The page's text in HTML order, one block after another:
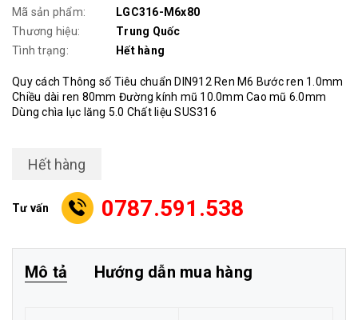
Mã sản phẩm:
LGC316-M6x80
Thương hiệu:
Trung Quốc
Tình trạng:
Hết hàng
Quy cách Thông số Tiêu chuẩn DIN912 Ren M6 Bước ren 1.0mm
Chiều dài ren 80mm Đường kính mũ 10.0mm Cao mũ 6.0mm
Dùng chìa lục lăng 5.0 Chất liệu SUS316
Hết hàng
Tư vấn 0787.591.538
Mô tả Hướng dẫn mua hàng